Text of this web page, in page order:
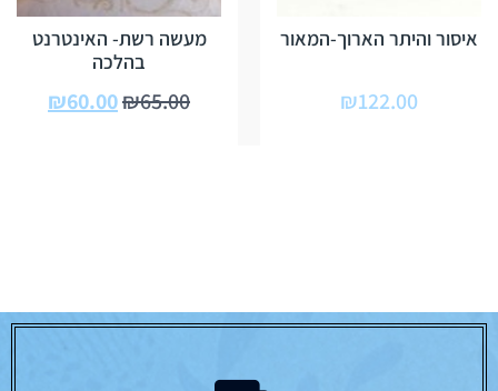
איסור והיתר הארוך-המאור
₪122.00
מעשה רשת- האינטרנט
בהלכה
₪65.00
₪60.00